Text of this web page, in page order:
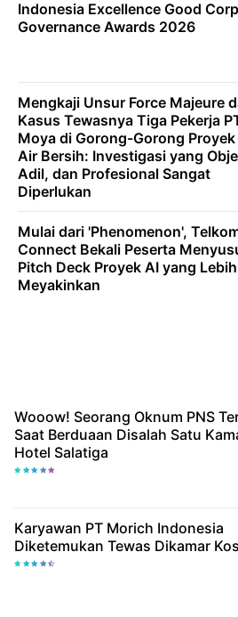
Indonesia Excellence Good
Governance Awards 2026
Mengkaji Unsur Force Majeure
Kasus Tewasnya Tiga Pekerja
Moya di Gorong-Gorong Proyek
Air Bersih: Investigasi yang
Adil, dan Profesional Sangat
Diperlukan
Mulai dari 'Phenomenon',
Connect Bekali Peserta
Pitch Deck Proyek AI yang Lebih
Meyakinkan
Wooow! Seorang Oknum PNS
Saat Berduaan Disalah Satu
Hotel Salatiga
Karyawan PT Morich Indonesia
Diketemukan Tewas Dikamar Kos